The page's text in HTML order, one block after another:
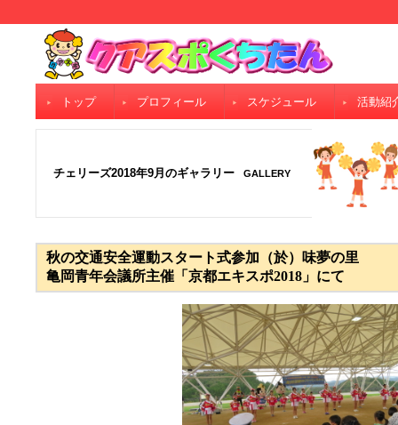
チェリーズ2018年9月のギャラリー GALLERY
秋の交通安全運動スタート式参加（於）味夢の里
亀岡青年会議所主催「京都エキスポ2018」にて
トップ プロフィール スケジュール 活動紹